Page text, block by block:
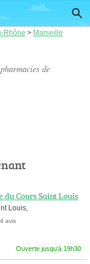
Rhône > Marseille
pharmacies de
du Cours Saint Louis
Louis,
avis
Ouverte jusqu'à 19h30